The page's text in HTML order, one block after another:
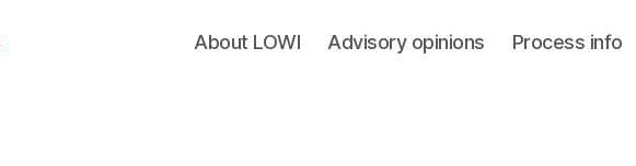
About LOWI Advisory opinions Process info